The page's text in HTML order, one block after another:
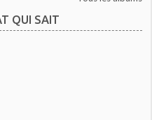
QUI SAIT